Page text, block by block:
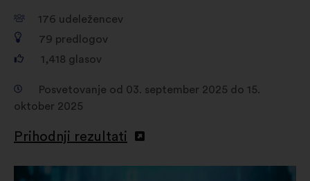
176 udeležencev
79 predlogov
1,418 glasov
Posvetovanje od 03. september 2025 do 15.
oktober 2025
Prihodnji rezultati